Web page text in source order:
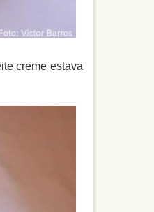
creme estava